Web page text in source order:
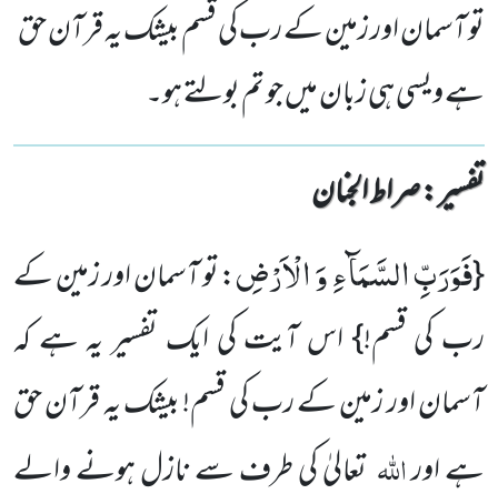
تو آسمان اور زمین کے رب کی قسم بیشک یہ قرآن حق
ہے ویسی ہی زبان میں جو تم بولتے ہو۔
تفسیر : ‎صراط الجنان
{فَوَرَبِّ السَّمَآءِ وَ الْاَرْضِ: تو آسمان اور زمین کے
رب کی قسم!}اس آیت کی ایک تفسیر یہ ہے کہ
آسمان اور زمین کے رب کی قسم! بیشک یہ قرآن حق
ہے اوراللہتعالیٰ کی طرف سے نازل ہونے والے